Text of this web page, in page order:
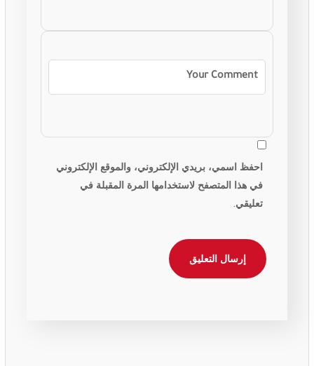
احفظ اسمي، بريدي الإلكتروني، والموقع الإلكتروني
في هذا المتصفح لاستخدامها المرة المقبلة في
تعليقي.